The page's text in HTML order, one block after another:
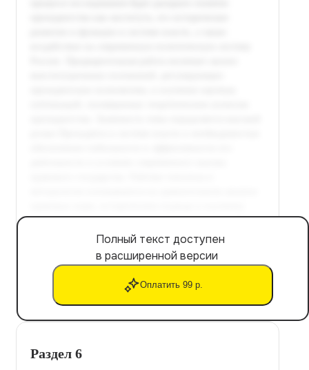
Полный текст доступен
в расширенной версии
Оплатить 99 р.
Раздел 6